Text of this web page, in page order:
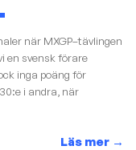
när MXGP–tävlingen
en svensk förare
inga poäng för
i andra, när
Läs mer →